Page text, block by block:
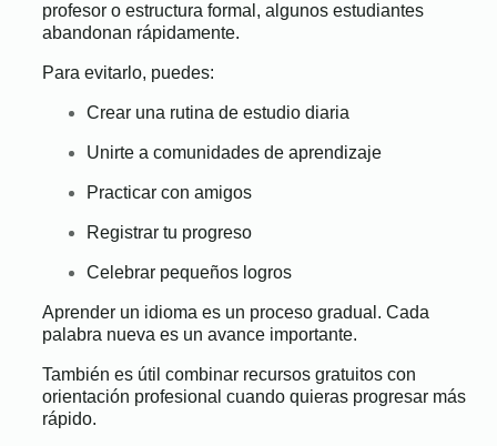
profesor o estructura formal, algunos estudiantes
abandonan rápidamente.
Para evitarlo, puedes:
Crear una rutina de estudio diaria
Unirte a comunidades de aprendizaje
Practicar con amigos
Registrar tu progreso
Celebrar pequeños logros
Aprender un idioma es un proceso gradual. Cada
palabra nueva es un avance importante.
También es útil combinar recursos gratuitos con
orientación profesional cuando quieras progresar más
rápido.